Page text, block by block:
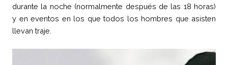
durante la noche (normalmente después de las 18 horas)
y en eventos en los que todos los hombres que asisten
llevan traje.